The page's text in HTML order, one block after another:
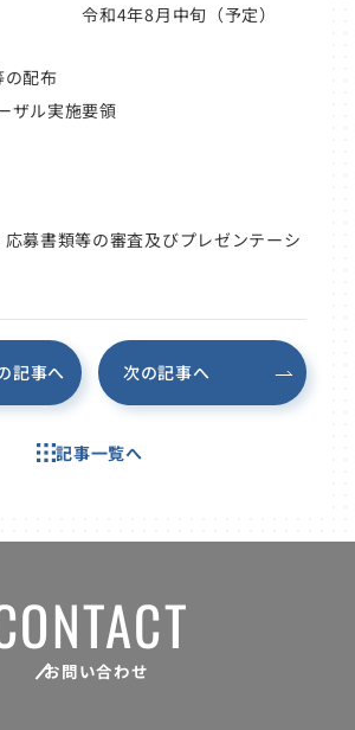
年8月中旬（予定）
の配布
ザル実施要領
応募書類等の審査及びプレゼンテーシ
記事へ
記事一覧へ
次の記事へ
お問い合わせ